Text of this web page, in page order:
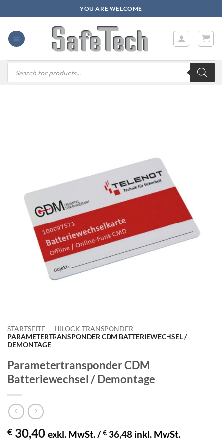
Inhalt
springen
YOU ARE WELCOME
Products
search
STARTSEITE - HILOCK TRANSPONDER -
PARAMETERTRANSPONDER CDM BATTERIEWECHSEL /
DEMONTAGE
Parametertransponder CDM
Batteriewechsel / Demontage
€ 30,40 exkl. MwSt. /€ 36,48 inkl. MwSt.